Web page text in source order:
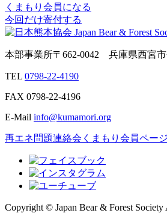
くまもり会員になる
今回だけ寄付する
本部事業所〒662-0042 兵庫県西宮
TEL 0798-22-4190
FAX 0798-22-4196
E-Mail info@kumamori.org
再エネ問題連絡会 くまもり会員ページ
Copyright © Japan Bear & Forest Society